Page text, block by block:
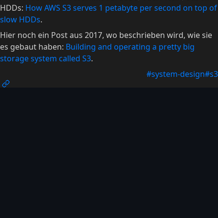
HDDs: How AWS S3 serves 1 petabyte per second on top of
slow HDDs.
Hier noch ein Post aus 2017, wo beschrieben wird, wie sie
es gebaut haben: Building and operating a pretty big
storage system called S3.
#system-design#s3